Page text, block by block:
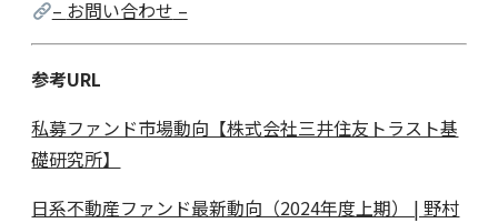
– お問い合わせ –
参考URL
私募ファンド市場動向【株式会社三井住友トラスト基
礎研究所】
日系不動産ファンド最新動向（2024年度上期） | 野村